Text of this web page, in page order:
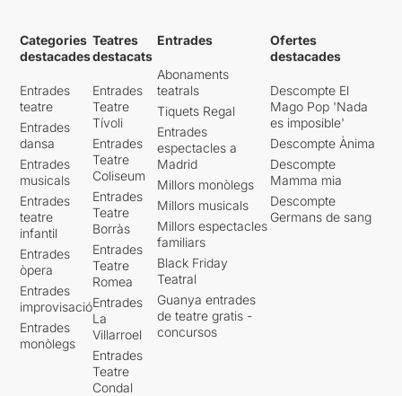
Categories
destacades
Entrades
teatre
Entrades
dansa
Entrades
musicals
Entrades
teatre
infantil
Entrades
òpera
Entrades
improvisació
Entrades
monòlegs
Teatres
destacats
Entrades
Teatre
Tívoli
Entrades
Teatre
Coliseum
Entrades
Teatre
Borràs
Entrades
Teatre
Romea
Entrades
La
Villarroel
Entrades
Teatre
Condal
Entrades
Abonaments
teatrals
Tiquets Regal
Entrades
espectacles a
Madrid
Millors monòlegs
Millors musicals
Millors espectacles
familiars
Black Friday
Teatral
Guanya entrades
de teatre gratis -
concursos
Ofertes
destacades
Descompte El
Mago Pop 'Nada
es imposible'
Descompte Ànima
Descompte
Mamma mia
Descompte
Germans de sang